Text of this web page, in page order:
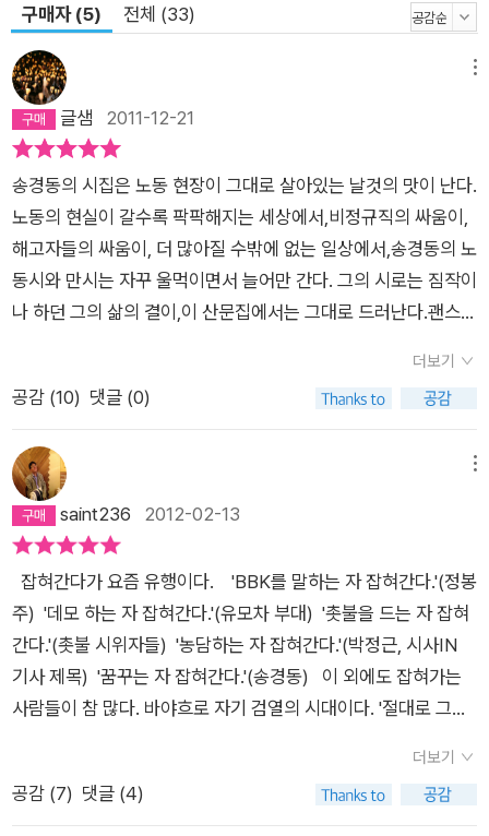
구매자 (5) 전체 (33)
글샘 2011-12-21
송경동의 시집은 노동 현장이 그대로 살아있는 날것의 맛이 난다.
노동의 현실이 갈수록 팍팍해지는 세상에서,비정규직의 싸움이,
해고자들의 싸움이, 더 많아질 수밖에 없는 일상에서,송경동의 노
동시와 만시는 자꾸 울먹이면서 늘어만 간다. 그의 시로는 짐작이
나 하던 그의 삶의 결이,이 산문집에서는 그대로 드러난다.괜스레
기하지만, 너무나도 절망스러운 노동 현장이 슬프다. 세상의 무관
심과그 무관심을 적극 조장하는 정부와 가진자들이 슬프고,두 눈
다. 결국 그는 꿈꾸다 잡혀갔다.지난 달 희망버스 건으로 그를 구
속하고 만 것이다.날이 몹시 추워지는데, 송경동의 마음은 더 시
릴 것 같다. 이 책에서 만나게 되는 이름들은 눈물겹다.삼성 반도
부짖다 죽어간 꽃잎처럼 여린 생명들의 이야기는 가슴 아프다. 노
무현을 덧없이 존경하는 사람들에게 이 책을 권하고 싶다.그에게
바랐던 것들을 무참히 짓밟았던 대통령에게,원망어린 투정 정도
야 던질 수도 있지 않나 싶어서...그렇지만, 그 역시 시대의 희생
이 되어버린 현실에서 서로 원망하면 무엇하랴 싶으면서도,잘못
을 되풀이하지 않기 위해서는,노무현의 공과 그의 실책들은 명백
히 나뉘어야 한다.그 관 위에 뿌린 눈물로 유훈 통치를 하는 김정
더보기
공감 (10) 댓글 (0)
saint236 2012-02-13
잡혀간다가 요즘 유행이다. 'BBK를 말하는 자 잡혀간다.'(정봉
주) '데모 하는 자 잡혀간다.'(유모차 부대) '촛불을 드는 자 잡혀
간다.'(촛불 시위자들) '농담하는 자 잡혀간다.'(박정근, 시사IN
기사 제목) '꿈꾸는 자 잡혀간다.'(송경동) 이 외에도 잡혀가는
사람들이 참 많다. 바야흐로 자기 검열의 시대이다. '절대로 그럴
을 피해가지 않으면 잡혀가는 시대다. 법을 집행하는 사람들이,
집권자들이 통 크게 놀지 못한다. 통큰 것은 롯데마트에서 파는
더보기
공감 (7) 댓글 (4)